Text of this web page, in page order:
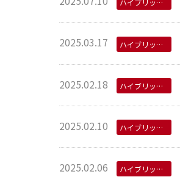
ハイブリッド用オイル
2025.03.17 ハイブリッド用オイル
2025.02.18 ハイブリッド用オイル
2025.02.10 ハイブリッド用オイル
2025.02.06 ハイブリッド用オイル